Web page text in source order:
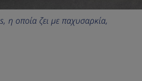
η οποία ζει με παχυσαρκία,